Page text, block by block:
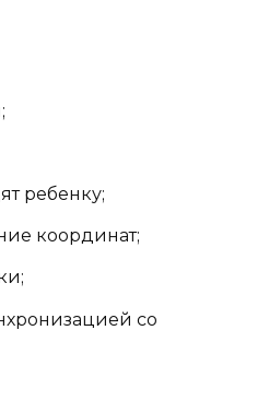
ребенку;
координат;
со